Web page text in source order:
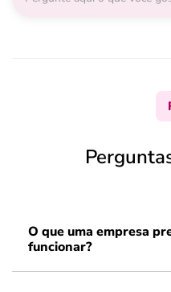
O que uma empresa
funcionar?